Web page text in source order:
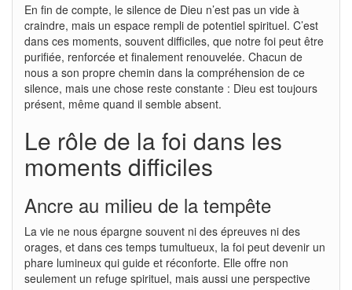
En fin de compte, le silence de Dieu n’est pas un vide à
craindre, mais un espace rempli de potentiel spirituel. C’est
dans ces moments, souvent difficiles, que notre foi peut être
purifiée, renforcée et finalement renouvelée. Chacun de
nous a son propre chemin dans la compréhension de ce
silence, mais une chose reste constante : Dieu est toujours
présent, même quand il semble absent.
Le rôle de la foi dans les
moments difficiles
Ancre au milieu de la tempête
La vie ne nous épargne souvent ni des épreuves ni des
orages, et dans ces temps tumultueux, la foi peut devenir un
phare lumineux qui guide et réconforte. Elle offre non
seulement un refuge spirituel, mais aussi une perspective